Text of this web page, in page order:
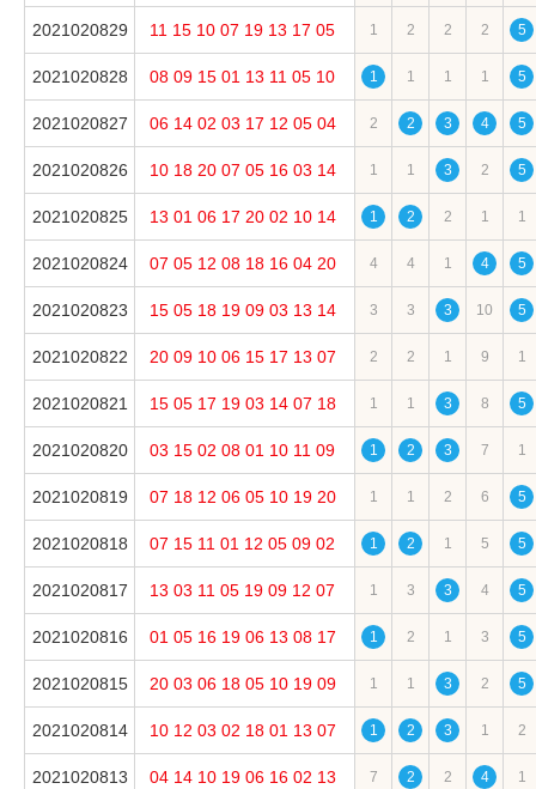
2021020829 11 15 10 07 19 13 17 05 1 2 2 2 5
2021020828 08 09 15 01 13 11 05 10 1 1 1 1 5
2021020827 06 14 02 03 17 12 05 04 2 2 3 4 5
2021020826 10 18 20 07 05 16 03 14 1 1 3 2 5
2021020825 13 01 06 17 20 02 10 14 1 2 2 1 1
2021020824 07 05 12 08 18 16 04 20 4 4 1 4 5
2021020823 15 05 18 19 09 03 13 14 3 3 3 10 5
2021020822 20 09 10 06 15 17 13 07 2 2 1 9 1
2021020821 15 05 17 19 03 14 07 18 1 1 3 8 5
2021020820 03 15 02 08 01 10 11 09 1 2 3 7 1
2021020819 07 18 12 06 05 10 19 20 1 1 2 6 5
2021020818 07 15 11 01 12 05 09 02 1 2 1 5 5
2021020817 13 03 11 05 19 09 12 07 1 3 3 4 5
2021020816 01 05 16 19 06 13 08 17 1 2 1 3 5
2021020815 20 03 06 18 05 10 19 09 1 1 3 2 5
2021020814 10 12 03 02 18 01 13 07 1 2 3 1 2
2021020813 04 14 10 19 06 16 02 13 7 2 2 4 1